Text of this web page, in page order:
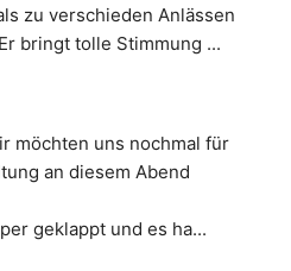
zu verschieden Anlässen
bringt tolle Stimmung
möchten uns nochmal für
an diesem Abend
geklappt und es ha